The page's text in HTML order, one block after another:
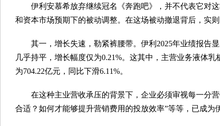
伊利安慕希放弃继续冠名《奔跑吧》，并不代表它对
和资本市场预期下的被动调整。在这场被动撤退背后，实
其一，增长失速，勒紧裤腰带。伊利2025年业绩报告
几乎持平，增长幅度仅为0.21%。这其中，主营业务液体
为704.22亿元，同比下滑6.11%。
在这种主业营收承压的背景下，企业必须审视每一分
合适？如何才能够提升营销费用的投放效率”等等，已成为